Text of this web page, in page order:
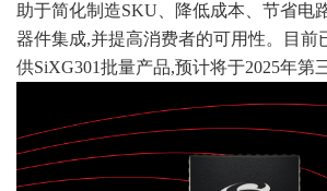
助于简化制造SKU、降低成本、节省电
器件集成,并提高消费者的可用性。目前
供SiXG301批量产品,预计将于2025年第